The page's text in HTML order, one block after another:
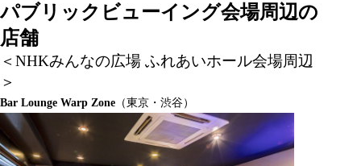
パブリックビューイング会場周辺の
店舗
＜NHKみんなの広場 ふれあいホール会場周辺
＞
Bar Lounge Warp Zone （東京・渋谷）